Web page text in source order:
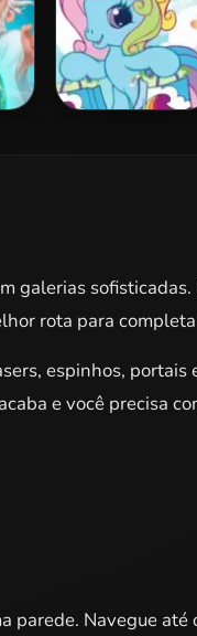
galerias
rota para
espinhos, portais
e você precisa
parede. Navegue até